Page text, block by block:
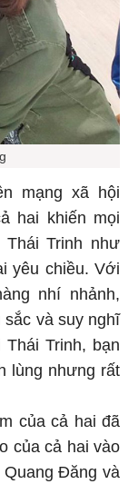
mạng xã hội
hai khiến mọi
Trinh như
yêu chiều. Với
nhí nhảnh,
sắc và suy nghĩ
Trinh, bạn
lùng nhưng rất
của cả hai đã
của cả hai vào
Đăng và